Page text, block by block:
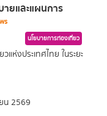
ยและแผนการ
นโยบายการท่องเที่ยว
ห่งประเทศไทย ในระยะ
2569